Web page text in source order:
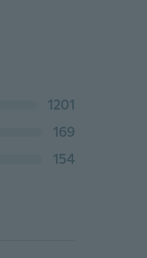
1201
169
154